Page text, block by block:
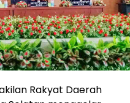
Rakyat Daerah